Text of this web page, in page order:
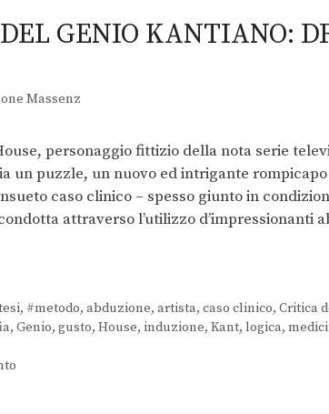
GENIO KANTIANO:
Massenz
personaggio fittizio della nota serie
un puzzle, un nuovo ed intrigante
caso clinico – spesso giunto in
attraverso l’utilizzo d’impressionanti
, #metodo, abduzione, artista, caso clinico, Critica
, Genio, gusto, House, induzione, Kant, logica,